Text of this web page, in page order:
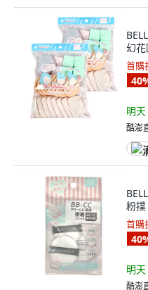
幻
首購
40
明
酷澎
粉
首購
40
明
酷澎